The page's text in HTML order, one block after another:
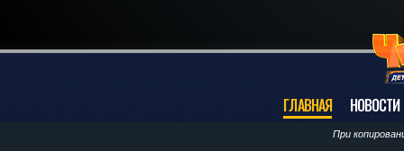
ГЛАВНАЯ НОВОСТИ
При